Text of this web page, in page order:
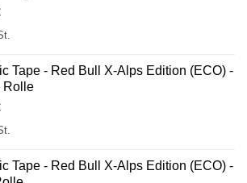
Tape - Red Bull X-Alps Edition (ECO) -
Rolle
Tape - Red Bull X-Alps Edition (ECO) -